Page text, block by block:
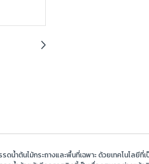
ำต้นไม้กระถางและพื้นที่เฉพาะ ด้วยเทคโนโล